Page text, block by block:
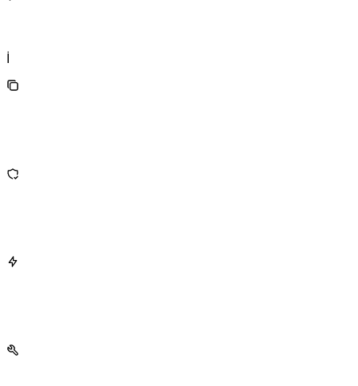
Arama kutusuna "İstanbul" gibi bir şehir adı veya "PST" gibi bir kısaltma yazın ve ihtiyacınız kadar karşılaştırma paneli ekleyin.